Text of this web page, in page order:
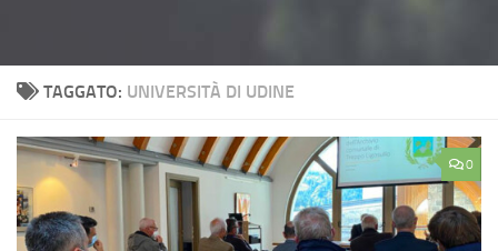
TAGGATO: UNIVERSITÀ DI UDINE
0